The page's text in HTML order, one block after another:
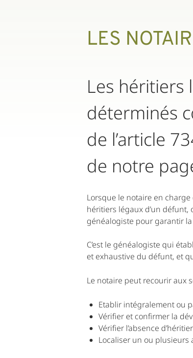
LES
Les héritiers
déterminés
de l’article
de notre
Lorsque le notaire en charge
héritiers légaux d’un défunt,
généalogiste pour garantir
C’est le généalogiste qui
et exhaustive du défunt, et
Le notaire peut recourir aux
Etablir intégralement ou
Vérifier et confirmer la
Vérifier l’absence
Localiser un ou plusieurs